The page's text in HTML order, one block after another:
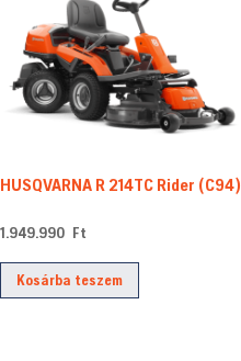
HUSQVARNA R 214TC Rider (C94)
1.949.990 Ft
Kosárba teszem